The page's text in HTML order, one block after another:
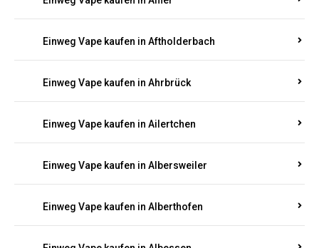
Einweg Vape kaufen in Affler
Einweg Vape kaufen in Aftholderbach
Einweg Vape kaufen in Ahrbrück
Einweg Vape kaufen in Ailertchen
Einweg Vape kaufen in Albersweiler
Einweg Vape kaufen in Alberthofen